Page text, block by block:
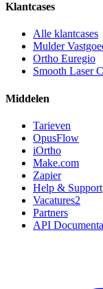
Klantcases
Alle klantcases
Mulder
Ortho Euregio
Smooth Laser
Middelen
Tarieven
OpusFlow
iOrtho
Make.com
Zapier
Help & Support
Vacatures2
Partners
API